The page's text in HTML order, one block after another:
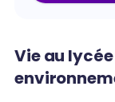
Vie au